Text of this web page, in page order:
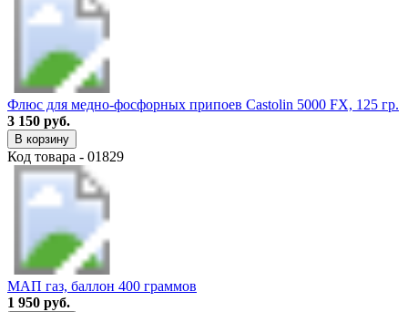
Флюс для медно-фосфорных припоев Castolin 5000 FX, 125 гр.
3 150 руб.
В корзину
Код товара - 01829
МАП газ, баллон 400 граммов
1 950 руб.